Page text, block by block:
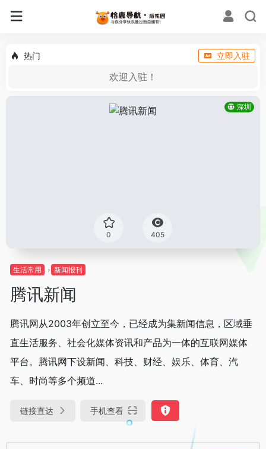
热门 立即入驻
欢迎入驻！
深圳
0 405
生活常用 新闻报刊
腾讯新闻
腾讯网从2003年创立至今，已经成为集新闻信息，区域垂
直生活服务、社会化媒体资讯和产品为一体的互联网媒体
平台。腾讯网下设新闻、科技、财经、娱乐、体育、汽
车、时尚等多个频道...
链接直达 手机查看